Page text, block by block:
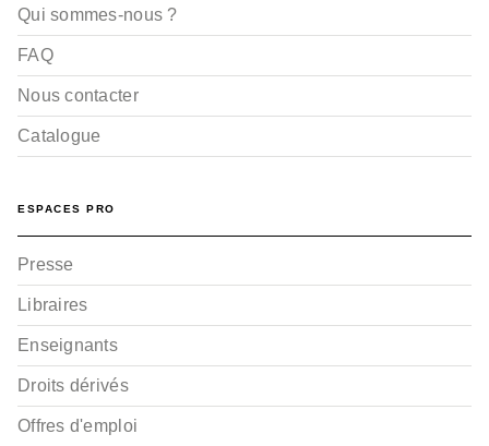
Qui sommes-nous ?
FAQ
Nous contacter
Catalogue
ESPACES PRO
Presse
Libraires
Enseignants
Droits dérivés
Offres d'emploi